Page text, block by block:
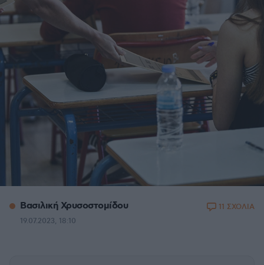
Βασιλική Χρυσοστομίδου
19.07.2023, 18:10
11 ΣΧΟΛΙΑ